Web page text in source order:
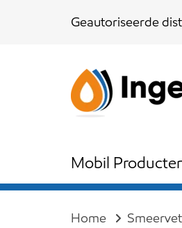
Geautoriseerde
Mobil
Home